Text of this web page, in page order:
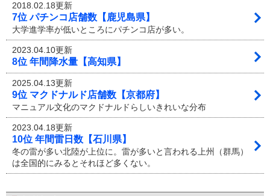
2018.02.18更新
7位 パチンコ店舗数【鹿児島県】
大学進学率が低いところにパチンコ店が多い。
2023.04.10更新
8位 年間降水量【高知県】
2025.04.13更新
9位 マクドナルド店舗数【京都府】
マニュアル文化のマクドナルドらしいきれいな分布
2023.04.18更新
10位 年間雷日数【石川県】
冬の雷が多い北陸が上位に。雷が多いと言われる上州（群馬）
は全国的にみるとそれほど多くない。